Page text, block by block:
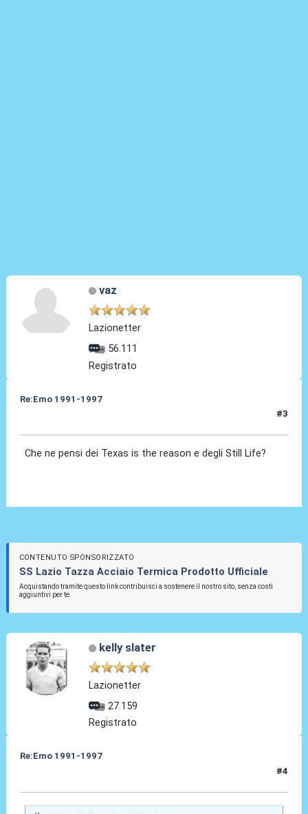
vaz
Lazionetter
56.111
Registrato
Re:Emo 1991-1997
#3
Che ne pensi dei Texas is the reason e degli Still Life?
CONTENUTO SPONSORIZZATO
SS Lazio Tazza Acciaio Termica Prodotto Ufficiale
Acquistando tramite questo link contribuisci a sostenere il nostro sito, senza costi
aggiuntivi per te.
kelly slater
Lazionetter
27.159
Registrato
Re:Emo 1991-1997
#4